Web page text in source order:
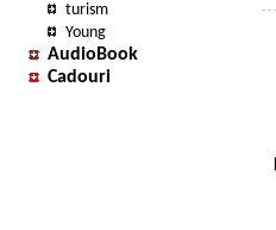
turism
Young
AudioBook
Cadouri